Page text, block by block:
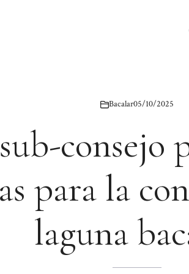
Bacalar05/10/2025
consejo
para la
laguna